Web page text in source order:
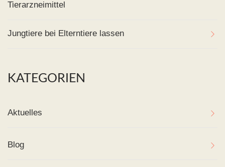
Tierarzneimittel
Jungtiere bei Elterntiere lassen
KATEGORIEN
Aktuelles
Blog